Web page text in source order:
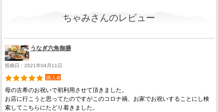
ちゃみさんのレビュー
うなぎ六角御膳
投稿日：2021年04月11日
購入者
母の古希のお祝いで初利用させて頂きました。
お店に行こうと思ってたのですがこのコロナ禍、お家でお祝いすることにし検
索してこちらにたどり着きました。